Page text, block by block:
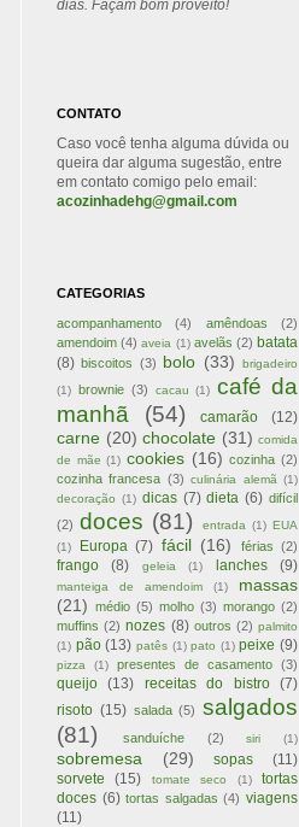
dias. Façam bom proveito!
CONTATO
Caso você tenha alguma dúvida ou
queira dar alguma sugestão, entre
em contato comigo pelo email:
acozinhadehg@gmail.com
CATEGORIAS
acompanhamento (4) amêndoas
(2)
amendoim (4) aveia (1) avelãs (2) batata
(8) biscoitos (3) bolo (33)
brigadeiro
(1) brownie (3) cacau (1) café da
manhã
(54) camarão (12)
carne (20) chocolate (31) comida
de mãe (1) cookies (16) cozinha (2)
cozinha francesa (3) culinária alemã (1)
decoração (1) dicas (7) dieta (6) difícil
(2) doces (81) entrada (1) EUA
(1)
Europa (7) fácil (16) férias (2)
frango (8) geleia (1) lanches (9)
manteiga de amendoim (1)
massas
(21) médio (5) molho (3) morango (2)
muffins (2) nozes (8) outros (2) palmito
(1) pão (13) patês (1) pato (1) peixe (9)
pizza (1) presentes de casamento (3)
queijo (13) receitas do bistro
(7)
risoto (15) salada (5) salgados
(81)
sanduíche (2) siri (1)
sobremesa (29) sopas
(11)
sorvete
(15) tomate seco (1)
tortas
doces (6) tortas salgadas (4) viagens
(11)